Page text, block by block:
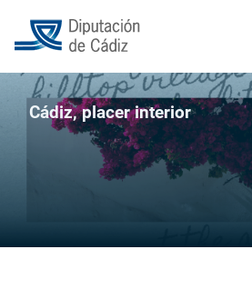
Cádiz, placer interior